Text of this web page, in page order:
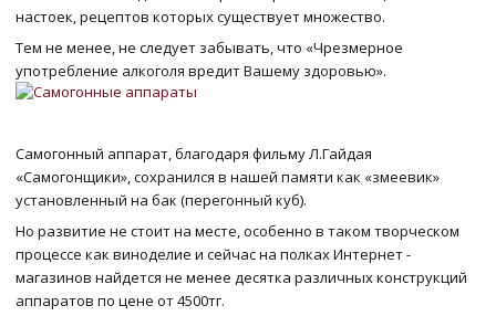
настоек, рецептов которых существует множество.
Тем не менее, не следует забывать, что «Чрезмерное
употребление алкоголя вредит Вашему здоровью».
Самогонный аппарат, благодаря фильму Л.Гайдая
«Самогонщики», сохранился в нашей памяти как «змеевик»
установленный на бак (перегонный куб).
Но развитие не стоит на месте, особенно в таком творческом
процессе как виноделие и сейчас на полках Интернет -
магазинов найдется не менее десятка различных конструкций
аппаратов по цене от 4500тг.